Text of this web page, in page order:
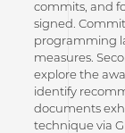
commits, and
signed.
programming
measures.
explore the
identify
documents
technique via